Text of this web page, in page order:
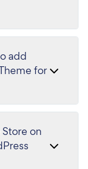
add
for
on